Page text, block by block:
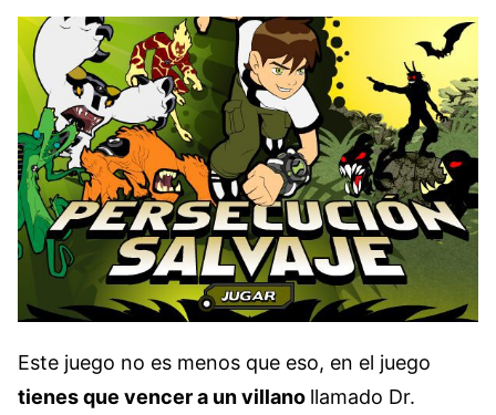
Este juego no es menos que eso, en el juego
tienes que vencer a un villano llamado Dr.